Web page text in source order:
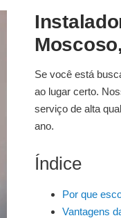
Se você está
ao lugar certo.
serviço de alta
ano.
Índice
Por que
Vantagens